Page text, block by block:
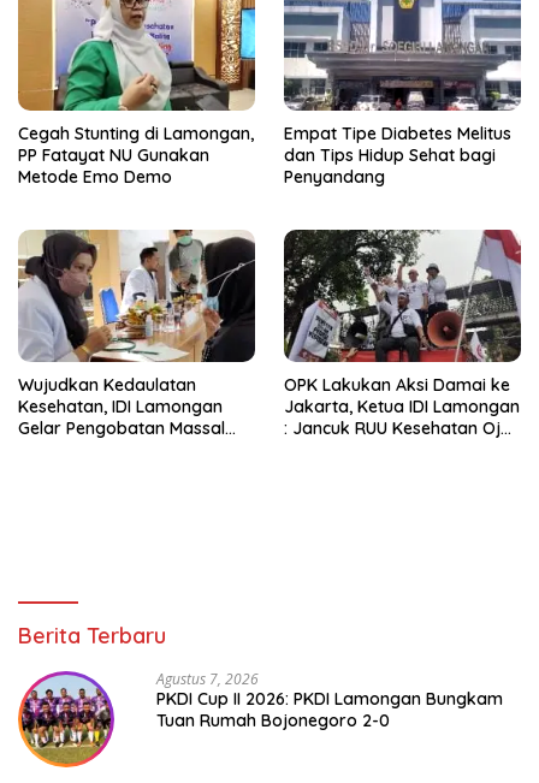
Cegah Stunting di Lamongan,
PP Fatayat NU Gunakan
Metode Emo Demo
Empat Tipe Diabetes Melitus
dan Tips Hidup Sehat bagi
Penyandang
Wujudkan Kedaulatan
Kesehatan, IDI Lamongan
Gelar Pengobatan Massal
OPK Lakukan Aksi Damai ke
Jakarta, Ketua IDI Lamongan
: Jancuk RUU Kesehatan Ojo
Berita Terbaru
Agustus 7, 2026
PKDI Cup II 2026: PKDI Lamongan Bungkam
Tuan Rumah Bojonegoro 2-0